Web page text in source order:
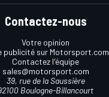
Contactez-nous
Votre opinion
publicité sur Motorsport.com
Contactez l'équipe
sales@motorsport.com
39, rue de la Saussière
Boulogne-Billancourt